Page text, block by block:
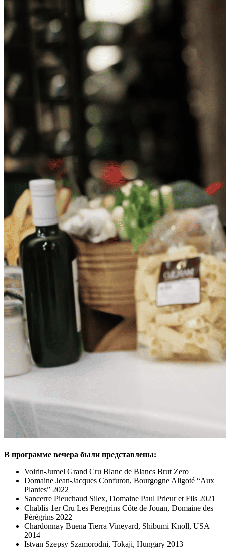
В программе вечера были представлены:
Voirin-Jumel Grand Cru Blanc de Blancs Brut Zero
Domaine Jean-Jacques Confuron, Bourgogne Aligoté “Aux
Plantes” 2022
Sancerre Pieuchaud Silex, Domaine Paul Prieur et Fils 2021
Chablis 1er Cru Les Peregrins Côte de Jouan, Domaine des
Pérégrins 2022
Chardonnay Buena Tierra Vineyard, Shibumi Knoll, USA
2014
Istvan Szepsy Szamorodni, Tokaji, Hungary 2013